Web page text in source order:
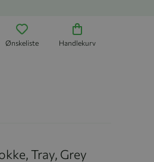
Ønskeliste Handlekurv
Tray, Grey